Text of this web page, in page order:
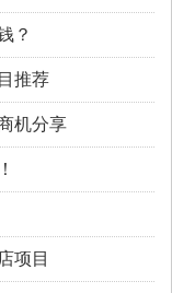
？
推荐
机分享
项目